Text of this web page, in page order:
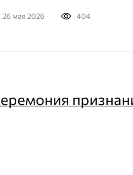
26 мая 2026 404